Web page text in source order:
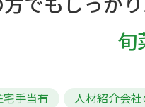
でもしっか
旬
手当有 人材紹介会社